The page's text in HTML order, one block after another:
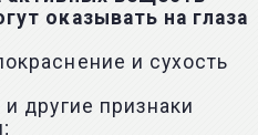
оказывать на глаза
и сухость
другие признаки